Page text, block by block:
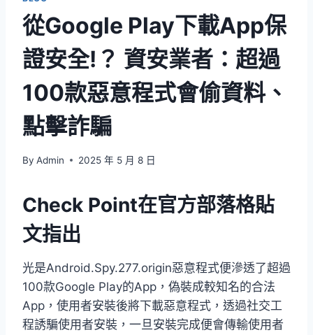
從Google Play下載App保
證安全!？ 資安業者：超過
100款惡意程式會偷資料、
點擊詐騙
By Admin 2025 年 5 月 8 日
Check Point在官方部落格貼
文指出
光是Android.Spy.277.origin惡意程式便滲透了超過
100款Google Play的App，偽裝成較知名的合法
App，使用者安裝後將下載惡意程式，透過社交工
程誘騙使用者安裝，一旦安裝完成便會傳輸使用者